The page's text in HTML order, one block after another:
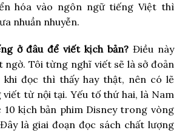
hóa vào ngôn ngữ tiếng Việt thì
nhuần nhuyễn.
ở đâu để viết kịch bản?Điều này
ngờ. Tôi từng nghĩ viết sẽ là sở đoản
khi đọc thì thấy hay thật, nên có lẽ
viết từ nội tại. Yếu tố thứ hai, là Nam
kịch bản phim Disney trong vòng
là giai đoạn đọc sách chất lượng